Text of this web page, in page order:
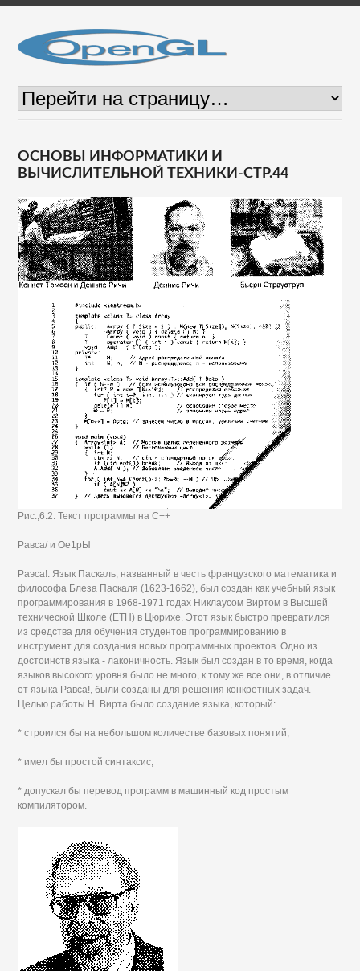
ОСНОВЫ ИНФОРМАТИКИ И
ВЫЧИСЛИТЕЛЬНОЙ ТЕХНИКИ-СТР.44
Рис.,6.2. Текст программы на C++
Равса/ и Ое1рЫ
Раэса!. Язык Паскаль, названный в честь французского математика и
философа Блеза Паскаля (1623-1662), был создан как учебный язык
программирования в 1968-1971 годах Никлаусом Виртом в Высшей
технической Школе (ЕТН) в Цюрихе. Этот язык быстро превратился
из средства для обучения студентов программированию в
инструмент для создания новых программных проектов. Одно из
достоинств языка - лаконичность. Язык был создан в то время, когда
языков высокого уровня было не много, к тому же все они, в отличие
от языка Равса!, были созданы для решения конкретных задач.
Целью работы Н. Вирта было создание языка, который:
* строился бы на небольшом количестве базовых понятий,
* имел бы простой синтаксис,
* допускал бы перевод программ в машинный код простым
компилятором.